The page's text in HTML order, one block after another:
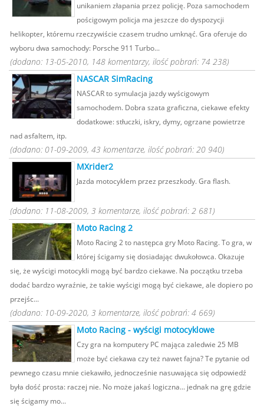
unikaniem złapania przez policję. Poza samochodem
pościgowym policja ma jeszcze do dyspozycji
helikopter, któremu rzeczywiście czasem trudno umknąć. Gra oferuje do
wyboru dwa samochody: Porsche 911 Turbo...
(dodano: 13-05-2010, 148 komentarzy, ilość pobrań: 74 238)
NASCAR SimRacing
NASCAR to symulacja jazdy wyścigowym
samochodem. Dobra szata graficzna, ciekawe efekty
dodatkowe: stłuczki, iskry, dymy, ogrzane powietrze
nad asfaltem, itp.
(dodano: 01-09-2009, 43 komentarze, ilość pobrań: 20 940)
MXrider2
Jazda motocyklem przez przeszkody. Gra flash.
(dodano: 11-08-2009, 3 komentarze, ilość pobrań: 2 681)
Moto Racing 2
Moto Racing 2 to następca gry Moto Racing. To gra, w
której ścigamy się dosiadając dwukołowca. Okazuje
się, że wyścigi motocykli mogą być bardzo ciekawe. Na początku trzeba
dodać bardzo wyraźnie, że takie wyścigi mogą być ciekawe, ale dopiero po
przejśc...
(dodano: 10-09-2020, 3 komentarze, ilość pobrań: 4 669)
Moto Racing - wyścigi motocyklowe
Czy gra na komputery PC mająca zaledwie 25 MB
może być ciekawa czy też nawet fajna? Te pytanie od
pewnego czasu mnie ciekawiło, jednocześnie nasuwająca się odpowiedź
była dość prosta: raczej nie. No może jakaś logiczna... jednak na grę gdzie
się ścigamy mo...